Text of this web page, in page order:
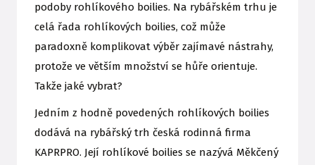
podoby rohlíkového boilies. Na rybářském trhu je
celá řada rohlíkových boilies, což může
paradoxně komplikovat výběr zajímavé nástrahy,
protože ve větším množství se hůře orientuje.
Takže jaké vybrat?
Jedním z hodně povedených rohlíkových boilies
dodává na rybářský trh česká rodinná firma
KAPRPRO. Její rohlíkové boilies se nazývá Měkčený